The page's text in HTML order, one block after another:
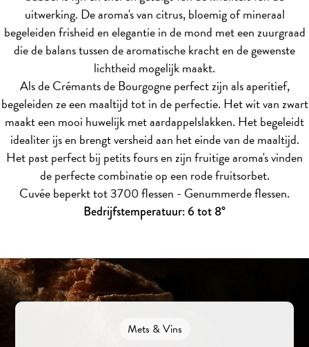
uitwerking. De aroma's van citrus, bloemig of mineraal
begeleiden frisheid en elegantie in de mond met een zuurgraad
die de balans tussen de aromatische kracht en de gewenste
lichtheid mogelijk maakt.
Als de Crémants de Bourgogne perfect zijn als aperitief,
begeleiden ze een maaltijd tot in de perfectie. Het wit van zwart
maakt een mooi huwelijk met aardappelslakken. Het begeleidt
idealiter ijs en brengt versheid aan het einde van de maaltijd.
Het past perfect bij petits fours en zijn fruitige aroma's vinden
de perfecte combinatie op een rode fruitsorbet.
Cuvée beperkt tot 3700 flessen - Genummerde flessen.
Bedrijfstemperatuur: 6 tot 8°
Mets & Vins